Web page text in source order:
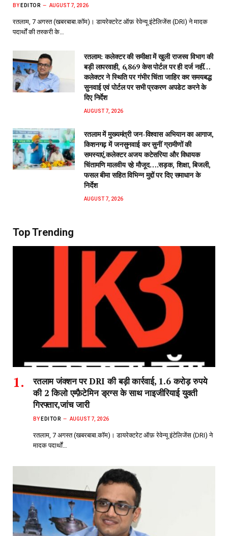
BY EDITOR AUGUST 7, 2026
रतलाम, 7 अगस्त (खबरबाबा.कॉम)। डायरेक्टरेट ऑफ़ रेवेन्यू इंटेलिजेंस (DRI) ने मादक
पदार्थों की तस्करी के…
रतलाम: कलेक्टर की समीक्षा में खुली राजस्व विभाग की
बड़ी लापरवाही, 6,869 केस पोर्टल पर ही दर्ज नहीं…
कलेक्टर ने स्थिति पर गंभीर चिंता जाहिर कर समयबद्ध
सुनवाई एवं पोर्टल पर सभी प्रकरण अपडेट करने के
दिए निर्देश
AUGUST 7, 2026
रतलाम में मुख्यमंत्री जन-विश्वास अभियान का आगाज,
किशनगढ़ में जनसुनवाई कर सुनीं ग्रामीणों की
समस्याएं,कलेक्टर अजय कटेसरिया और विधायक
चिंतामणि मालवीय रहे मौजूद….सड़क, शिक्षा, बिजली,
फसल बीमा सहित विभिन्न मुद्दों पर दिए समाधान के
निर्देश
AUGUST 7, 2026
Top Trending
रतलाम जंक्शन पर DRI की बड़ी कार्रवाई, 1.6 करोड़ रुपये
की 2 किलो एम्फ़ैटेमिन ड्रग्स के साथ नाइजीरियाई युवती
गिरफ्तार,जांच जारी
BY EDITOR AUGUST 7, 2026
रतलाम, 7 अगस्त (खबरबाबा.कॉम)। डायरेक्टरेट ऑफ़ रेवेन्यू इंटेलिजेंस (DRI) ने
मादक पदार्थों…